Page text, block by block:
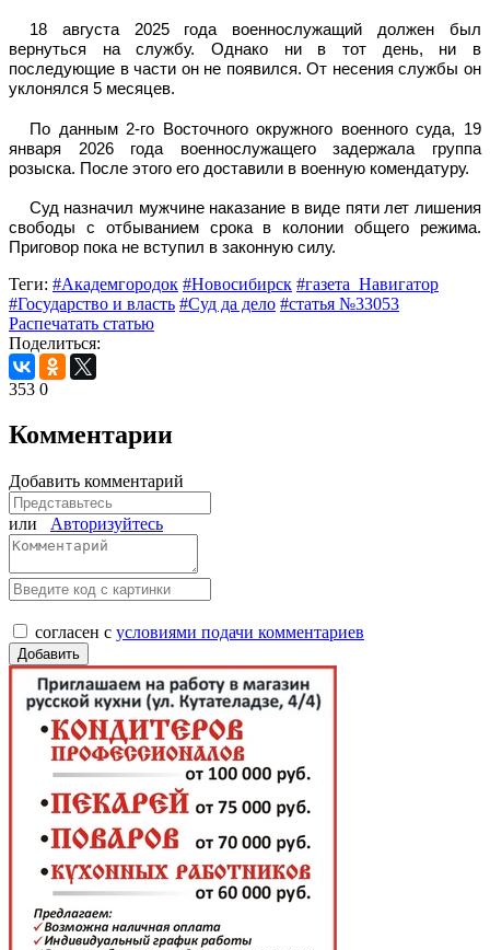
18 августа 2025 года военнослужащий должен был
вернуться на службу. Однако ни в тот день, ни в
последующие в части он не появился. От несения службы он
уклонялся 5 месяцев.
По данным 2-го Восточного окружного военного суда, 19
января 2026 года военнослужащего задержала группа
розыска. После этого его доставили в военную комендатуру.
Суд назначил мужчине наказание в виде пяти лет лишения
свободы с отбыванием срока в колонии общего режима.
Приговор пока не вступил в законную силу.
Теги: #Академгородок #Новосибирск #газета_Навигатор
#Государство и власть #Суд да дело #статья №33053
Распечатать статью
Поделиться:
353 0
Комментарии
Добавить комментарий
или Авторизуйтесь
согласен с условиями подачи комментариев